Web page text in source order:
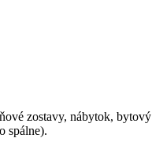
zostavy, nábytok, bytový
spálne).